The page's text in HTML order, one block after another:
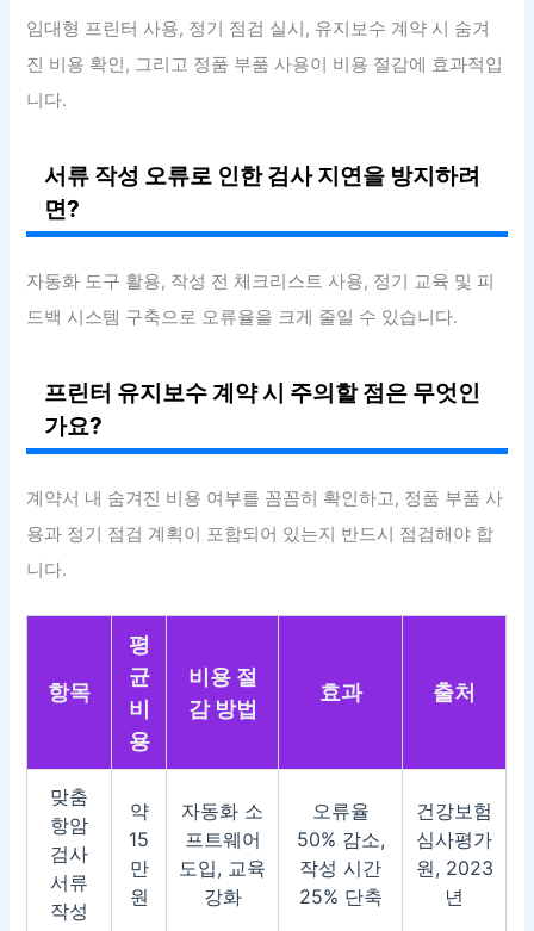
임대형 프린터 사용, 정기 점검 실시, 유지보수 계약 시 숨겨
진 비용 확인, 그리고 정품 부품 사용이 비용 절감에 효과적입
니다.
서류 작성 오류로 인한 검사 지연을 방지하려
면?
자동화 도구 활용, 작성 전 체크리스트 사용, 정기 교육 및 피
드백 시스템 구축으로 오류율을 크게 줄일 수 있습니다.
프린터 유지보수 계약 시 주의할 점은 무엇인
가요?
계약서 내 숨겨진 비용 여부를 꼼꼼히 확인하고, 정품 부품 사
용과 정기 점검 계획이 포함되어 있는지 반드시 점검해야 합
니다.
항목
평
균
비
용
비용 절
감 방법
효과 출처
맞춤
항암
검사
서류
작성
약
15
만
원
자동화 소
프트웨어
도입, 교육
강화
오류율
50% 감소,
작성 시간
25% 단축
건강보험
심사평가
원, 2023
년